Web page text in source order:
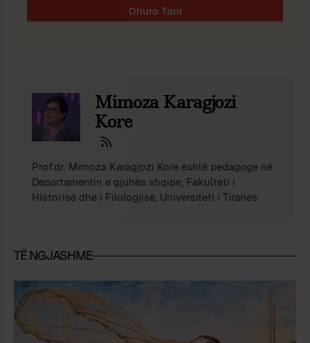
Mimoza Karagjozi
Kore
Prof.dr. Mimoza Karagjozi Kore është pedagoge në
Departamentin e gjuhës shqipe, Fakulteti i
Historisë dhe i Filologjisë, Universiteti i Tiranës.
TË NGJASHME